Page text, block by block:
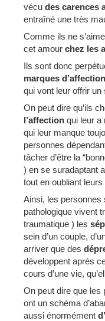
vécu des carences
entraîné une très
Comme ils ne
cet amour chez les
Ils sont donc
marques d’affection
qui vont leur offrir un
On peut dire qu’ils
l’affection qui leur a
qui leur manque
personnes
tâcher d’être la
) en se suradaptant
tout en oubliant leurs
Ainsi, les personnes
pathologique vivent
traumatique ) les
sein d’un couple,
arriver que des
développent après
cours d’une vie,
On peut dire que les
ont un schéma
aussi énormément